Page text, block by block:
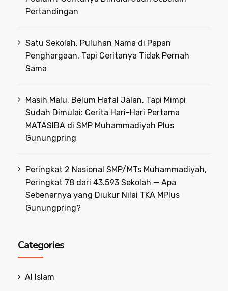
Pertandingan
Satu Sekolah, Puluhan Nama di Papan
Penghargaan. Tapi Ceritanya Tidak Pernah
Sama
Masih Malu, Belum Hafal Jalan, Tapi Mimpi
Sudah Dimulai: Cerita Hari-Hari Pertama
MATASIBA di SMP Muhammadiyah Plus
Gunungpring
Peringkat 2 Nasional SMP/MTs Muhammadiyah,
Peringkat 78 dari 43.593 Sekolah — Apa
Sebenarnya yang Diukur Nilai TKA MPlus
Gunungpring?
Categories
Al Islam